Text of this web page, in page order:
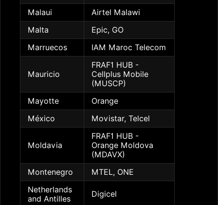
Malaui
Airtel Malawi
Malta
Epic, GO
Marruecos
IAM Maroc Telecom
Mauricio
FRAF1 HUB -
Cellplus Mobile
(MUSCP)
Mayotte
Orange
México
Movistar, Telcel
Moldavia
FRAF1 HUB -
Orange Moldova
(MDAVX)
Montenegro
MTEL, ONE
Netherlands
and Antilles
Digicel